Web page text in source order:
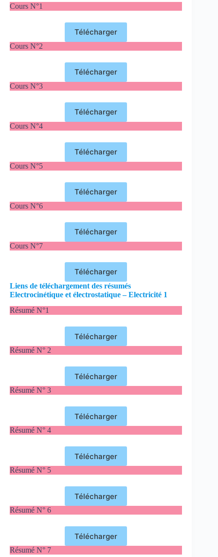
Cours N°1
Télécharger
Cours N°2
Télécharger
Cours N°3
Télécharger
Cours N°4
Télécharger
Cours N°5
Télécharger
Cours N°6
Télécharger
Cours N°7
Télécharger
Liens de téléchargement des résumés
Electrocinétique et électrostatique – Electricité 1
Résumé N°1
Télécharger
Résumé N° 2
Télécharger
Résumé N° 3
Télécharger
Résumé N° 4
Télécharger
Résumé N° 5
Télécharger
Résumé N° 6
Télécharger
Résumé N° 7